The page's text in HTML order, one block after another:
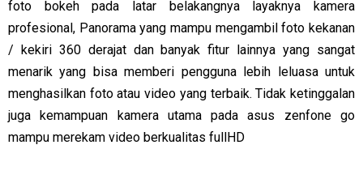
foto bokeh pada latar belakangnya layaknya kamera
profesional, Panorama yang mampu mengambil foto kekanan
/ kekiri 360 derajat dan banyak fitur lainnya yang sangat
menarik yang bisa memberi pengguna lebih leluasa untuk
menghasilkan foto atau video yang terbaik. Tidak ketinggalan
juga kemampuan kamera utama pada asus zenfone go
mampu merekam video berkualitas fullHD